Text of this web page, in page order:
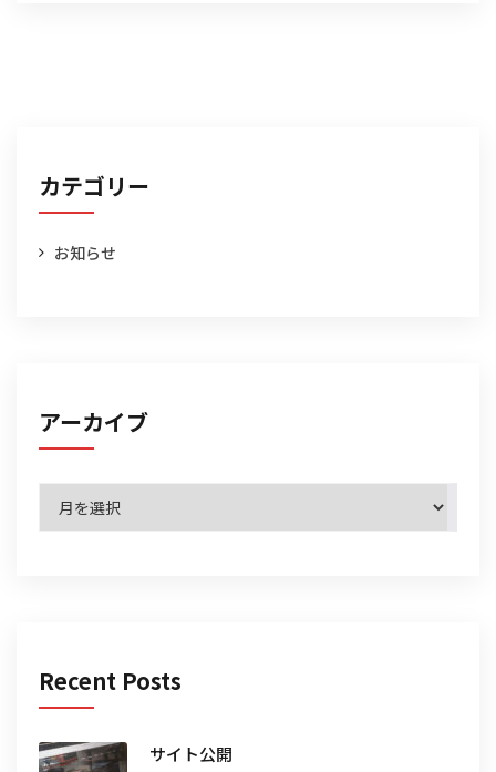
カテゴリー
お知らせ
アーカイブ
Recent Posts
サイト公開